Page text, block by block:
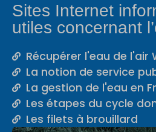
Sites Internet
utiles concernant
Récupérer l'eau de l'air
La notion de service
La gestion de l'eau en
Les étapes du cycle
Les filets à brouillard